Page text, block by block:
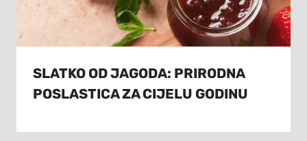
SLATKO OD JAGODA: PRIRODNA
POSLASTICA ZA CIJELU GODINU